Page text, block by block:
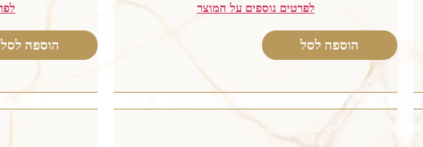
לפרטים נוספים על המוצר
הוספה לסל הוספה לסל